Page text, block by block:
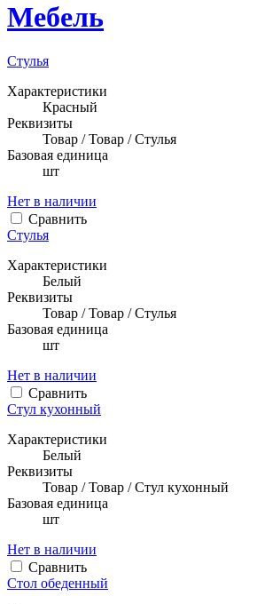
Мебель
Стулья
Характеристики
Красный
Реквизиты
Товар / Товар / Стулья
Базовая единица
шт
Нет в наличии
Сравнить
Стулья
Характеристики
Белый
Реквизиты
Товар / Товар / Стулья
Базовая единица
шт
Нет в наличии
Сравнить
Стул кухонный
Характеристики
Белый
Реквизиты
Товар / Товар / Стул кухонный
Базовая единица
шт
Нет в наличии
Сравнить
Стол обеденный